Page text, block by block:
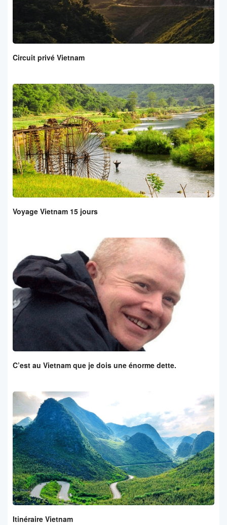
Circuit privé Vietnam
Voyage Vietnam 15 jours
C’est au Vietnam que je dois une énorme dette.
Itinéraire Vietnam